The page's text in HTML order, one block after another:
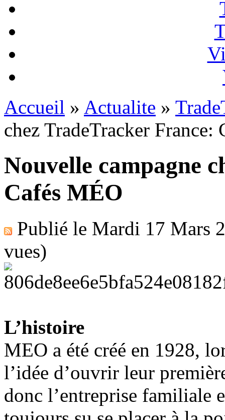
Accueil » Actualite »
chez TradeTracker France:
Nouvelle campagne
Cafés MÉO
Publié le Mardi 17 Mars
vues)
L’histoire
MEO a été créé en 1928,
l’idée d’ouvrir leur
donc l’entreprise familiale